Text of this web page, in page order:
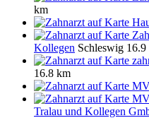
km
Kollegen Schleswig 16.9
16.8 km
Tralau und Kollegen